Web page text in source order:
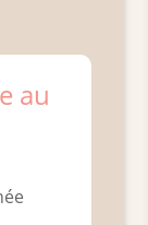
au